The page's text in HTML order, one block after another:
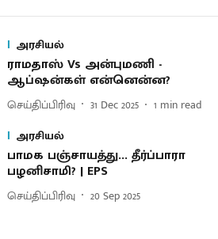
அரசியல்
ராமதாஸ் Vs அன்புமணி -
ஆப்ஷன்கள் என்னென்ன?
செய்திப்பிரிவு 31 Dec 2025 1 min read
அரசியல்
பாமக பஞ்சாயத்து... தீர்ப்பாரா
பழனிசாமி? | EPS
செய்திப்பிரிவு 20 Sep 2025